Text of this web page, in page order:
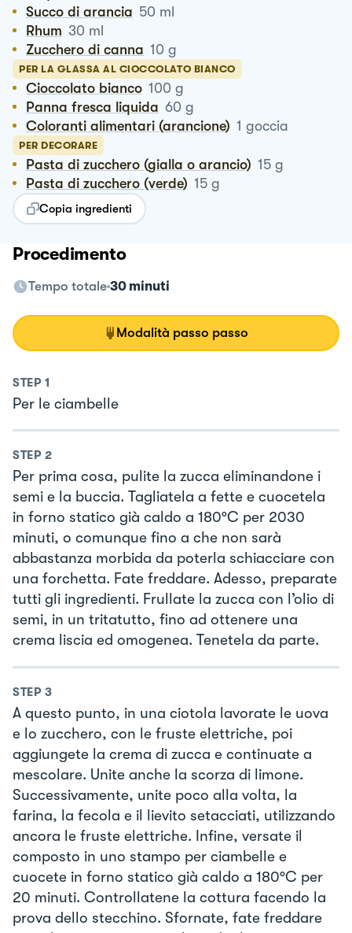
Succo di arancia 50 ml
Rhum 30 ml
Zucchero di canna 10 g
PER LA GLASSA AL CIOCCOLATO BIANCO
Cioccolato bianco 100 g
Panna fresca liquida 60 g
Coloranti alimentari (arancione) 1 goccia
PER DECORARE
Pasta di zucchero (gialla o arancio) 15 g
Pasta di zucchero (verde) 15 g
Copia ingredienti
Procedimento
Tempo totale 30 minuti
Modalità passo passo
STEP 1
Per le ciambelle
STEP 2
Per prima cosa, pulite la zucca eliminandone i
semi e la buccia. Tagliatela a fette e cuocetela
in forno statico già caldo a 180°C per 2030
minuti, o comunque fino a che non sarà
abbastanza morbida da poterla schiacciare con
una forchetta. Fate freddare. Adesso, preparate
tutti gli ingredienti. Frullate la zucca con l’olio di
semi, in un tritatutto, fino ad ottenere una
crema liscia ed omogenea. Tenetela da parte.
STEP 3
A questo punto, in una ciotola lavorate le uova
e lo zucchero, con le fruste elettriche, poi
aggiungete la crema di zucca e continuate a
mescolare. Unite anche la scorza di limone.
Successivamente, unite poco alla volta, la
farina, la fecola e il lievito setacciati, utilizzando
ancora le fruste elettriche. Infine, versate il
composto in uno stampo per ciambelle e
cuocete in forno statico già caldo a 180°C per
20 minuti. Controllatene la cottura facendo la
prova dello stecchino. Sfornate, fate freddare